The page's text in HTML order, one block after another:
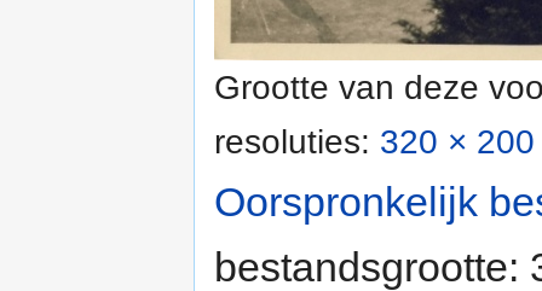
Grootte van deze
resoluties: 320 ×
Oorspronkelijk
bestandsgrootte: